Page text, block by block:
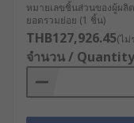
หมายเลขชิ้นส่วนของผู้ผลิ
ยอดรวมย่อย (1 ชิ้น)
THB127,926.45(ไ
จำนวน / Quantity